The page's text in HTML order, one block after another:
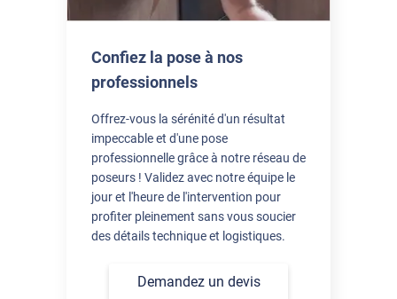
les réponses déjà apportées selon les défauts après la après la
cellier avec une fenêtre sans volet, plein soleil l'après midi, et
avec le film c'est incroyable la différence de température et de
ressenti ! Merci
Confiez la pose à nos
professionnels
Offrez-vous la sérénité d'un résultat
impeccable et d'une pose
professionnelle grâce à notre réseau de
poseurs ! Validez avec notre équipe le
jour et l'heure de l'intervention pour
profiter pleinement sans vous soucier
des détails technique et logistiques.
Demandez un devis